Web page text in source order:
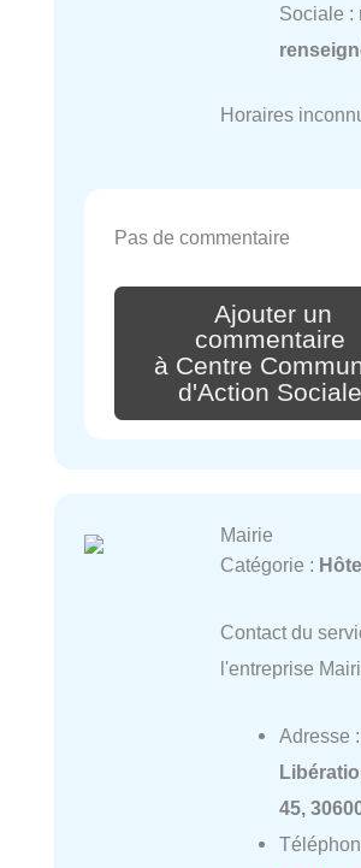
Sociale :
Horaires
Pas de commentaire
Ajouter un
commentaire
à Centre
d'Action Sociale
Mairie
Catégorie :
Contact du
l'entreprise
Adresse :
45,